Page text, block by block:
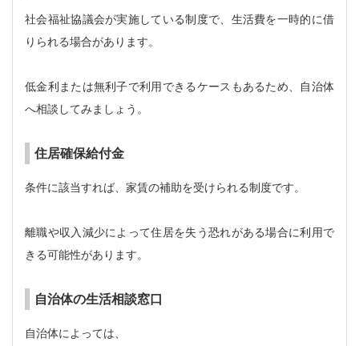
社会福祉協議会が実施している制度で、生活費を一時的に借
りられる場合があります。
低金利または無利子で利用できるケースもあるため、自治体
へ相談してみましょう。
住居確保給付金
条件に該当すれば、家賃の補助を受けられる制度です。
離職や収入減少によって住居を失う恐れがある場合に利用で
きる可能性があります。
自治体の生活相談窓口
自治体によっては、